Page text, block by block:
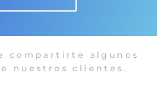
compartirte algunos
nuestros clientes.